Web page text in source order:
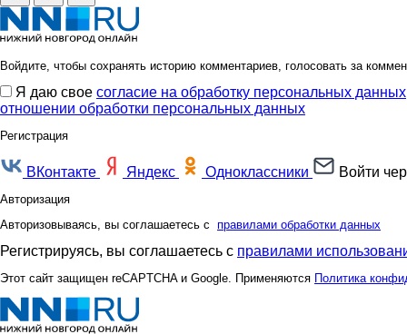
Войдите, чтобы сохранять историю комментариев, голосовать за
Я даю свое согласие на обработку персональных данных
отношении обработки персональных данных
Регистрация
ВКонтакте Яндекс Одноклассники Войти
Авторизация
Авторизовываясь, вы соглашаетесь с правилами обработки данных
Регистрируясь, вы соглашаетесь с правилами
Этот сайт защищен reCAPTCHA и Google. Применяются Политика